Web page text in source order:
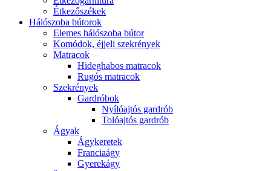
Étkezőszékek
Hálószoba bútorok
Elemes hálószoba bútor
Komódok, éjjeli szekrények
Matracok
Hideghabos matracok
Rugós matracok
Szekrények
Gardróbok
Nyílóajtós gardrób
Tolóajtós gardrób
Ágyak
Ágykeretek
Franciaágy
Gyerekágy